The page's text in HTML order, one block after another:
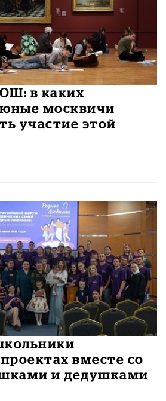
в каких
москвичи
участие этой
вместе со
и дедушками